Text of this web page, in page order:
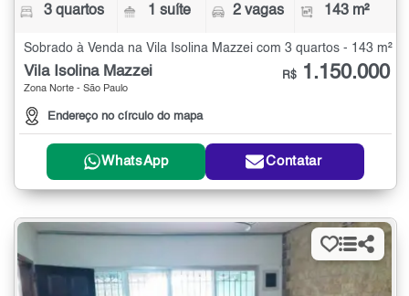
3 quartos 1 suíte 2 vagas 143 m²
Sobrado à Venda na Vila Isolina Mazzei com 3 quartos - 143 m²
Vila Isolina Mazzei
Zona Norte - São Paulo
Endereço no círculo do mapa
R$ 1.150.000
WhatsApp Contatar